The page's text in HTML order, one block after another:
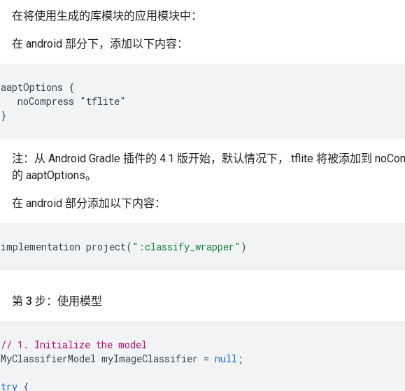
在将使用生成的库模块的应用模块中：
在 android 部分下，添加以下内容：
aaptOptions {
   noCompress "tflite"
注：从 Android Gradle 插件的 4.1 版开始，默认情况下，.tflite 将被添加到
的 aaptOptions。
在 android 部分添加以下内容：
implementation project( ":classify_wrapper" )
第 3 步：使用模型
// 1. Initialize the model
MyClassifierModel myImageClassifier = null ;
try {